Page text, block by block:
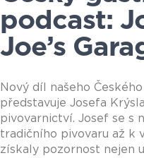
podcast:
Joe’s
Nový díl našeho
představuje Josefa
pivovarnictví. Josef se s
tradičního pivovaru až k
získaly pozornost nejen